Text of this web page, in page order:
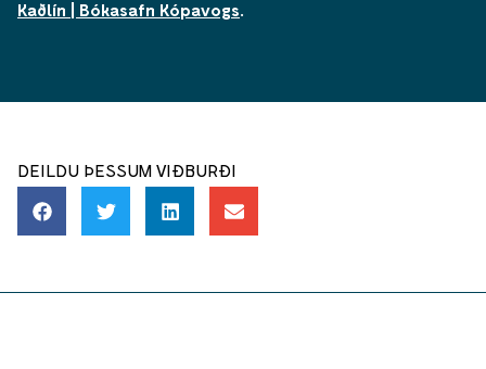
Kaðlín | Bókasafn Kópavogs
DEILDU ÞESSUM VIÐBURÐI